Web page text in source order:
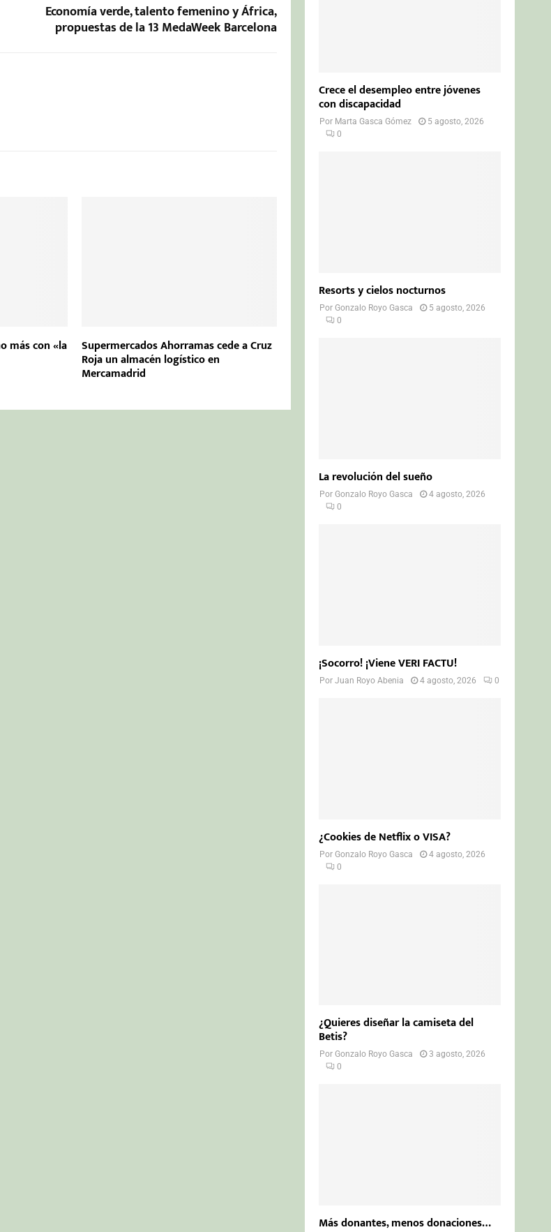
Economía verde, talento femenino y África,
propuestas de la 13 MedaWeek Barcelona
más con «la Supermercados Ahorramas cede a Cruz
Roja un almacén logístico en
Mercamadrid
Crece el desempleo entre jóvenes
con discapacidad
Por Marta Gasca Gómez
5 agosto, 2026
0
Resorts y cielos nocturnos
PorGonzalo Royo Gasca
5 agosto, 2026
0
La revolución del sueño
PorGonzalo Royo Gasca
4 agosto, 2026
0
¡Socorro! ¡Viene VERI FACTU!
PorJuan Royo Abenia 4 agosto, 2026 0
¿Cookies de Netflix o VISA?
PorGonzalo Royo Gasca
4 agosto, 2026
0
¿Quieres diseñar la camiseta del
Betis?
PorGonzalo Royo Gasca
3 agosto, 2026
0
Más donantes, menos donaciones…